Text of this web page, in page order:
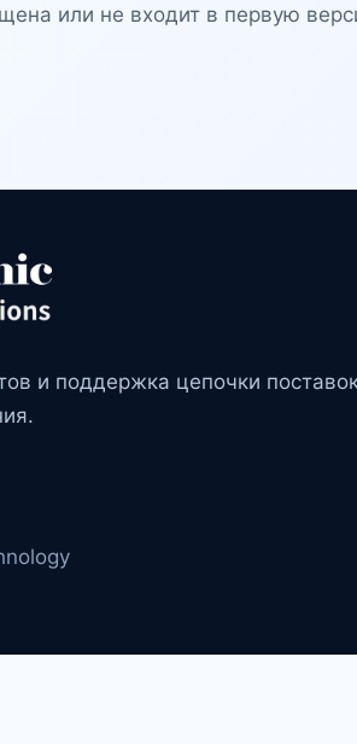
или не входит в первую
и поддержка цепочки